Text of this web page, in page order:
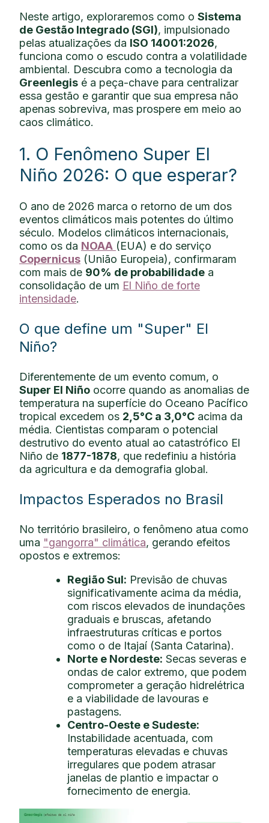
Neste artigo, exploraremos como o Sistema
de Gestão Integrado (SGI), impulsionado
pelas atualizações da ISO 14001:2026,
funciona como o escudo contra a volatilidade
ambiental. Descubra como a tecnologia da
Greenlegis é a peça-chave para centralizar
essa gestão e garantir que sua empresa não
apenas sobreviva, mas prospere em meio ao
caos climático.
1. O Fenômeno Super El
Niño 2026: O que esperar?
O ano de 2026 marca o retorno de um dos
eventos climáticos mais potentes do último
século. Modelos climáticos internacionais,
como os da NOAA (EUA) e do serviço
Copernicus (União Europeia), confirmaram
com mais de 90% de probabilidade a
consolidação de um El Niño de forte
intensidade.
O que define um "Super" El
Niño?
Diferentemente de um evento comum, o
Super El Niño ocorre quando as anomalias de
temperatura na superfície do Oceano Pacífico
tropical excedem os 2,5°C a 3,0°C acima da
média. Cientistas comparam o potencial
destrutivo do evento atual ao catastrófico El
Niño de 1877-1878, que redefiniu a história
da agricultura e da demografia global.
Impactos Esperados no Brasil
No território brasileiro, o fenômeno atua como
uma "gangorra" climática, gerando efeitos
opostos e extremos:
Região Sul: Previsão de chuvas
significativamente acima da média,
com riscos elevados de inundações
graduais e bruscas, afetando
infraestruturas críticas e portos
como o de Itajaí (Santa Catarina).
Norte e Nordeste: Secas severas e
ondas de calor extremo, que podem
comprometer a geração hidrelétrica
e a viabilidade de lavouras e
pastagens.
Centro-Oeste e Sudeste:
Instabilidade acentuada, com
temperaturas elevadas e chuvas
irregulares que podem atrasar
janelas de plantio e impactar o
fornecimento de energia.